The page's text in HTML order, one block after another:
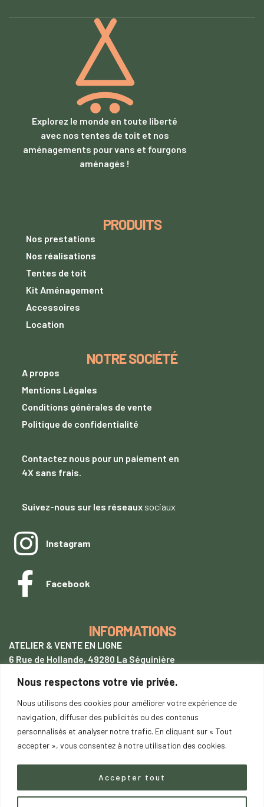
Nous respectons votre vie privée.
Nous utilisons des cookies pour améliorer votre expérience de
navigation, diffuser des publicités ou des contenus
personnalisés et analyser notre trafic. En cliquant sur « Tout
accepter », vous consentez à notre utilisation des cookies.
Accepter tout
Explorez le monde en toute liberté
avec nos tentes de toit et nos
aménagements pour vans et fourgons
aménagés !
PRODUITS
Nos prestations
Nos réalisations
Tentes de toit
Kit Aménagement
Accessoires
Location
NOTRE SOCIÉTÉ
A propos
Mentions Légales
Conditions générales de vente
Politique de confidentialité
Contactez nous pour un paiement en
4X sans frais.
Suivez-nous sur les réseaux sociaux
Instagram
Facebook
INFORMATIONS
ATELIER & VENTE EN LIGNE
6 Rue de Hollande, 49280 La Séguinière
+33 (0)7 62 28 54 94
tentetoit@gmail.com
Lundiau samedi : 9h00-18h00
SUR RENDEZ-VOUS
Copyright © 2023saDesign.fr– Tous droits réservés –